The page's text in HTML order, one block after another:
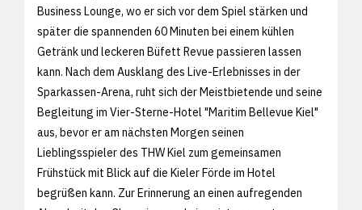
Business Lounge, wo er sich vor dem Spiel stärken und
später die spannenden 60 Minuten bei einem kühlen
Getränk und leckeren Büfett Revue passieren lassen
kann. Nach dem Ausklang des Live-Erlebnisses in der
Sparkassen-Arena, ruht sich der Meistbietende und seine
Begleitung im Vier-Sterne-Hotel "Maritim Bellevue Kiel"
aus, bevor er am nächsten Morgen seinen
Lieblingsspieler des THW Kiel zum gemeinsamen
Frühstück mit Blick auf die Kieler Förde im Hotel
begrüßen kann. Zur Erinnerung an einen aufregenden